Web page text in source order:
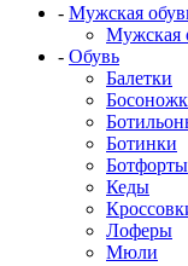
- Мужская
Мужская
- Обувь
Балетки
Ботинки
Ботфорты
Кеды
Лоферы
Мюли